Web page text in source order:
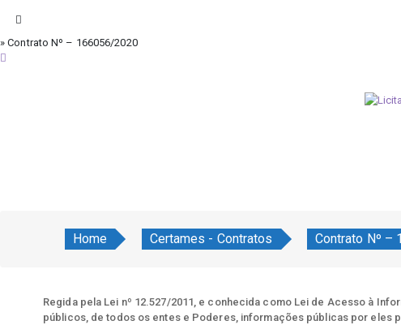
» Contrato Nº – 166056/2020
Home Certames - Contratos Contrato Nº –
Regida pela Lei nº 12.527/2011, e conhecida como Lei de Acesso à
públicos, de todos os entes e Poderes, informações públicas por eles